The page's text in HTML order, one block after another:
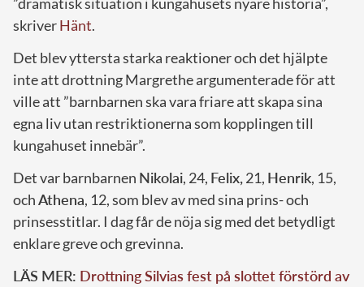
skriverHänt.
Det blev yttersta starka reaktioner och det hjälpte
inte att drottning Margrethe argumenterade för att
ville att ”barnbarnen ska vara friare att skapa sina
egna liv utan restriktionerna som kopplingen till
kungahuset innebär”.
Det var barnbarnen Nikolai, 24, Felix, 21, Henrik, 15,
ochAthena, 12, som blev av med sina prins- och
prinsesstitlar. I dag får de nöja sig med det betydligt
enklare greve och grevinna.
LÄS MER: Drottning Silvias fest på slottet förstörd av